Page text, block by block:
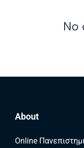
No
About
Online